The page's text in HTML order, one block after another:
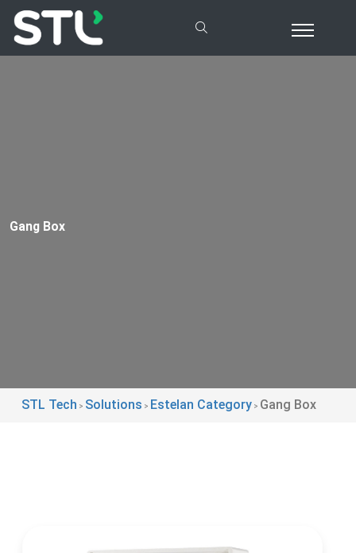
Gang Box
STL Tech > Solutions > Estelan Category > Gang Box